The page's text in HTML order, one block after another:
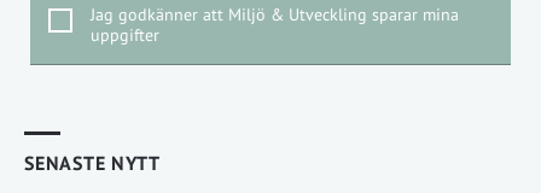
Jag godkänner att Miljö & Utveckling sparar mina
uppgifter
SENASTE NYTT